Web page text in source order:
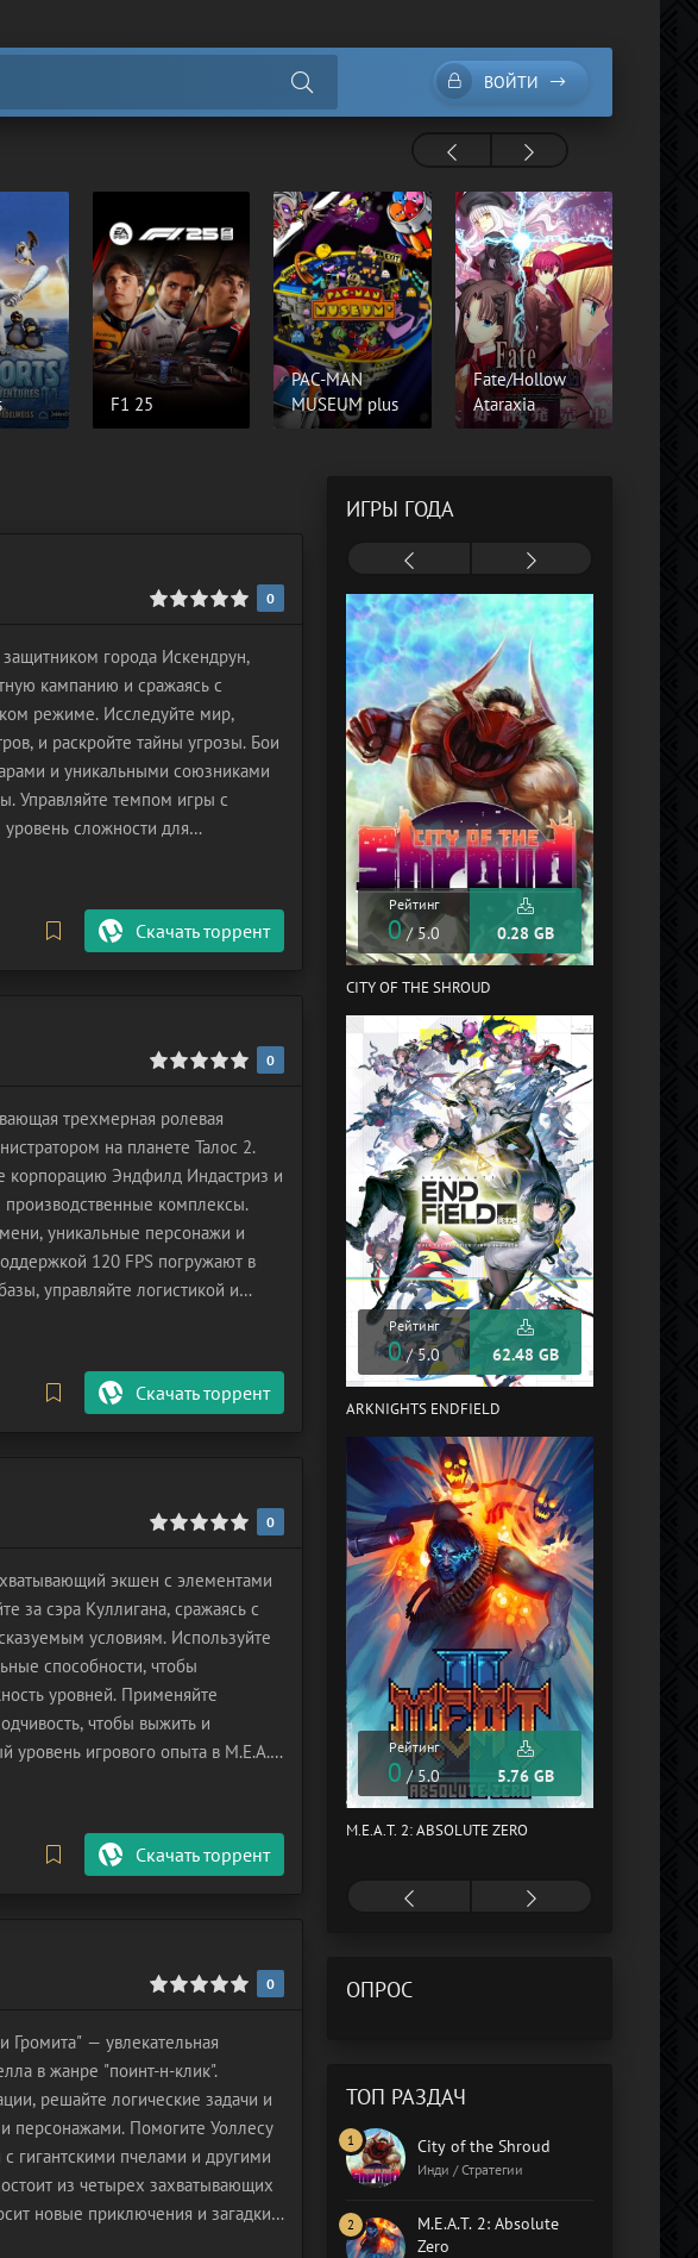
ВОЙТИ
F1 25
PAC-MAN
MUSEUM plus
Fate/Hollow
Ataraxia
0
города Искендрун,
кампанию и сражаясь с
режиме. Исследуйте мир,
и раскройте тайны угрозы. Бои
и уникальными союзниками
Управляйте темпом игры с
сложности для
Скачать торрент
0
трехмерная ролевая
на планете Талос 2.
корпорацию Эндфилд Индастриз и
производственные комплексы.
уникальные персонажи и
120 FPS погружают в
управляйте логистикой и
Скачать торрент
0
экшен с элементами
за сэра Куллигана, сражаясь с
условиям. Используйте
способности, чтобы
уровней. Применяйте
чтобы выжить и
игрового опыта в M.E.A.T.
Скачать торрент
0
Громита" — увлекательная
в жанре "поинт-н-клик".
решайте логические задачи и
персонажами. Помогите Уоллесу
с гигантскими пчелами и другими
из четырех захватывающих
новые приключения и загадки.
ИГРЫ ГОДА
Рейтинг
0/ 5.0 0.28 GB
CITY OF THE SHROUD
Рейтинг
0/ 5.0 62.48 GB
ARKNIGHTS ENDFIELD
Рейтинг
0 / 5.0 5.76 GB
M.E.A.T. 2: ABSOLUTE ZERO
ОПРОС
ТОП РАЗДАЧ
City of the Shroud
Инди / Стратегии
M.E.A.T. 2: Absolute
Zero